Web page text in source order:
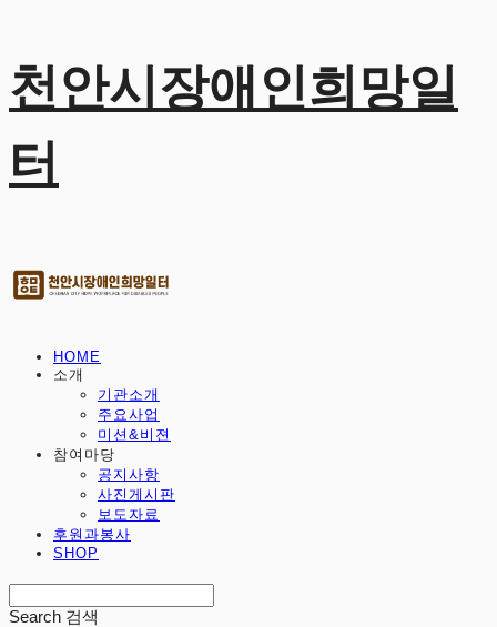
천안시장애인희망일
터
HOME
소개
기관소개
주요사업
미션&비젼
참여마당
공지사항
사진게시판
보도자료
후원과봉사
SHOP
Search 검색